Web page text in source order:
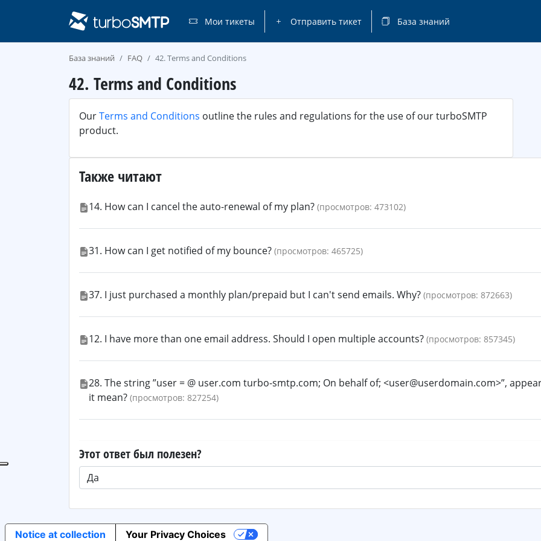
Мои тикеты Отправить тикет База знаний
База знаний FAQ 42. Terms and Conditions
42. Terms and Conditions
OurTerms and Conditions outline the rules and regulations for the use of our turboSMTP
product.
Также читают
14. How can I cancel the auto-renewal of my plan? (просмотров: 473102)
31. How can I get notified of my bounce? (просмотров: 465725)
37. I just purchased a monthly plan/prepaid but I can't send emails. Why? (просмотров: 872663)
12. I have more than one email address. Should I open multiple accounts? (просмотров: 857345)
28. The string ”user = @ user.com turbo-smtp.com; On behalf of; <user@userdomain.com>”,
it mean? (просмотров: 827254)
Этот ответ был полезен?
Notice at collection Your Privacy Choices